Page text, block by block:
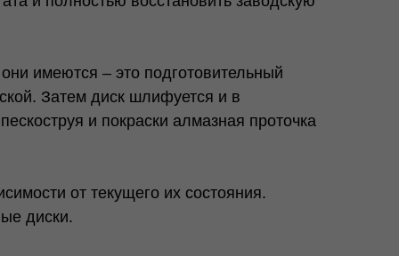
имеются – это подготовительный
Затем диск шлифуется и в
и покраски алмазная проточка
от текущего их состояния.
диски.